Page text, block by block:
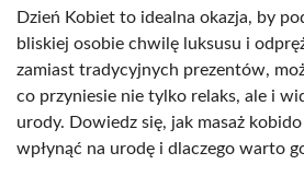
Dzień Kobiet to idealna okazja, by
bliskiej osobie chwilę luksusu i
zamiast tradycyjnych prezentów,
co przyniesie nie tylko relaks, ale i
urody. Dowiedz się, jak masaż
wpłynąć na urodę i dlaczego warto